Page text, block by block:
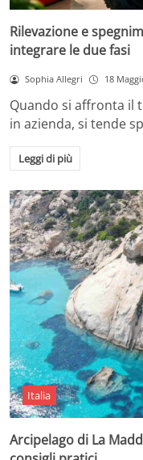
Rilevazione e
integrare le due fasi
Sophia Allegri 18
Quando si affronta il
in azienda, si tende
Leggi di più
Italia
Arcipelago di La